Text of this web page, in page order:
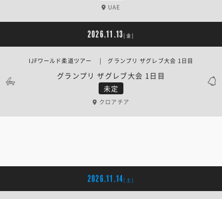
UAE
2026.11.13 [金]
未定
グランプリ ザグレブ大会 1日目
IJFワールド柔道ツアー | グランプリ ザグレブ大会 1日目
クロアチア
2026.11.14 [土]